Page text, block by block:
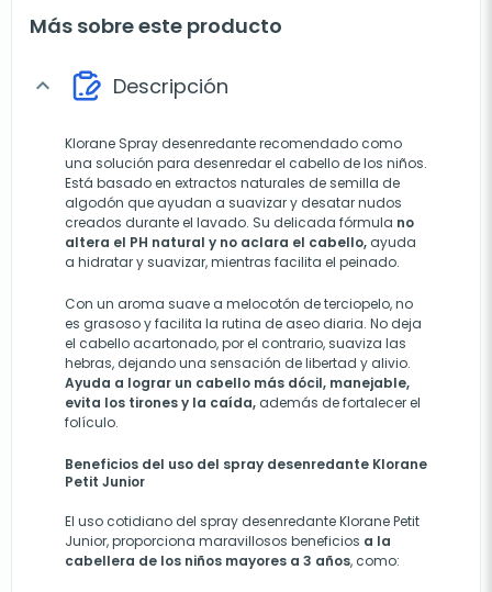
Más sobre este producto
expand_more Descripción
Klorane Spray desenredante recomendado como
una solución para desenredar el cabello de los niños.
Está basado en extractos naturales de semilla de
algodón que ayudan a suavizar y desatar nudos
creados durante el lavado. Su delicada fórmula no
altera el PH natural y no aclara el cabello, ayuda
a hidratar y suavizar, mientras facilita el peinado.
Con un aroma suave a melocotón de terciopelo, no
es grasoso y facilita la rutina de aseo diaria. No deja
el cabello acartonado, por el contrario, suaviza las
hebras, dejando una sensación de libertad y alivio.
Ayuda a lograr un cabello más dócil, manejable,
evita los tirones y la caída, además de fortalecer el
folículo.
Beneficios del uso del spray desenredante Klorane
Petit Junior
El uso cotidiano del spray desenredante Klorane Petit
Junior, proporciona maravillosos beneficios a la
cabellera de los niños mayores a 3 años, como: